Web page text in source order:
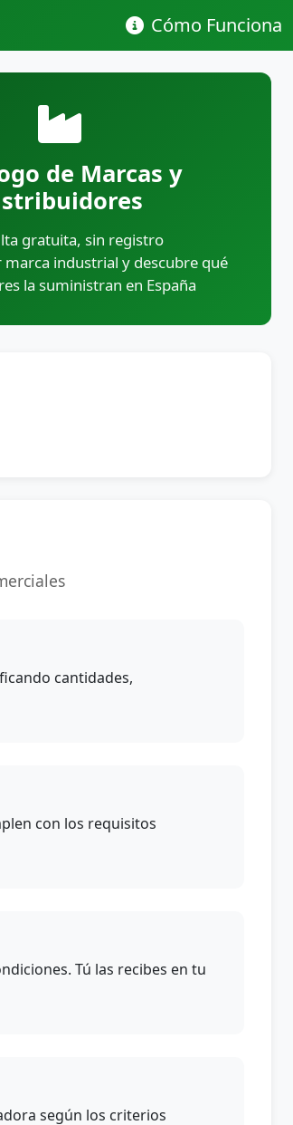
Cómo Funciona
de Marcas y
gratuita, sin registro
marca industrial y descubre qué
la suministran en España
cantidades,
con los requisitos
Tú las recibes en tu
según los criterios